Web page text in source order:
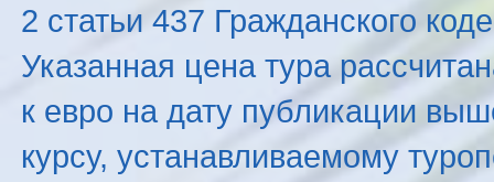
2 статьи 437 Гражданского
Указанная цена тура
к евро на дату публикации
курсу, устанавливаемому